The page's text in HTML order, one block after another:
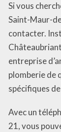
Si vous
Saint-Maur-
contacter.
entreprise
plomberie de
spécifiques
Avec un
21, vous